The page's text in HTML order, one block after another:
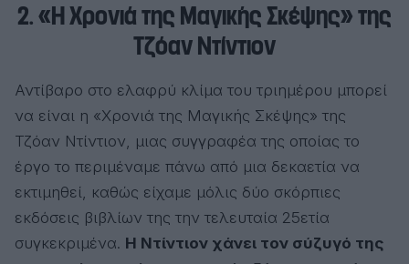
2. «Η Χρονιά της Μαγικής Σκέψης» της
Τζόαν Ντίντιον
Αντίβαρο στο ελαφρύ κλίμα του τριημέρου μπορεί
να είναι η «Χρονιά της Μαγικής Σκέψης» της
Τζόαν Ντίντιον, μιας συγγραφέα της οποίας το
έργο το περιμέναμε πάνω από μια δεκαετία να
εκτιμηθεί, καθώς είχαμε μόλις δύο σκόρπιες
εκδόσεις βιβλίων της την τελευταία 25ετία
συγκεκριμένα. Η Ντίντιον χάνει τον σύζυγό της